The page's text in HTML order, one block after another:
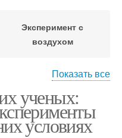
Эксперимент с
воздухом
ребенка
Показать все
ученых:
условиях